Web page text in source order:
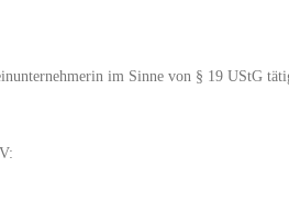
im Sinne von § 19 UStG